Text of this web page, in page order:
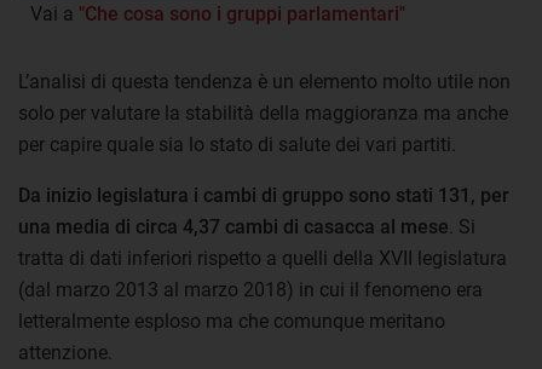
Vai a "Che cosa sono i gruppi parlamentari"
L’analisi di questa tendenza è un elemento molto utile non
solo per valutare la stabilità della maggioranza ma anche
per capire quale sia lo stato di salute dei vari partiti.
Da inizio legislatura i cambi di gruppo sono stati 131, per
una media di circa 4,37 cambi di casacca al mese . Si
tratta di dati inferiori rispetto a quelli della XVII legislatura
(dal marzo 2013 al marzo 2018) in cui il fenomeno era
letteralmente esploso ma che comunque meritano
attenzione.